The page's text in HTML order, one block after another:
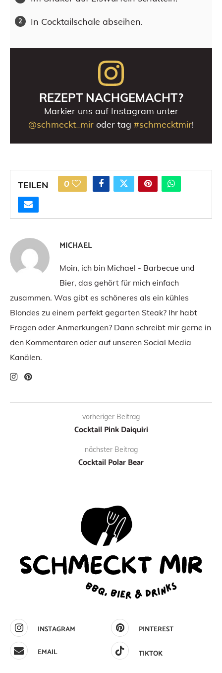
In Cocktailschale abseihen.
REZEPT NACHGEMACHT?
Markier uns auf Instagram unter
@schmeckt_mir oder tag #schmecktmir!
TEILEN 0
MICHAEL
Moin, ich bin Michael - Barbecue und
Bier, das gehört für mich einfach
zusammen. Was gibt es schöneres als ein kühles
Blondes zu einem perfekt gegarten Steak? Ihr habt
Fragen oder Anmerkungen? Dann schreibt mir gerne in
den Kommentaren oder auf unseren Social Media
Kanälen.
vorheriger Beitrag
Cocktail Pink Daiquiri
nächster Beitrag
Cocktail Polar Bear
INSTAGRAM
PINTEREST
EMAIL
TIKTOK